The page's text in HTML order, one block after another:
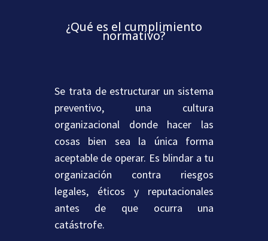
¿Qué es el cumplimiento
normativo?
Se trata de estructurar un sistema
preventivo, una cultura
organizacional donde hacer las
cosas bien sea la única forma
aceptable de operar. Es blindar a tu
organización contra riesgos
legales, éticos y reputacionales
antes de que ocurra una
catástrofe.